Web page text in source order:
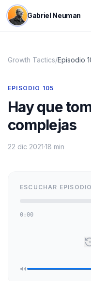
Gabriel Neuman
Growth Tactics/Episodio
EPISODIO 105
Hay que
complejas
22 dic 2021·18 min
ESCUCHAR EPISODIO
0:00
15